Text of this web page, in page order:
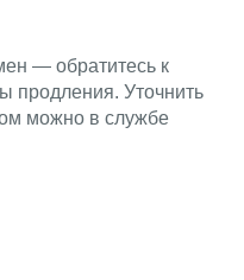
— обратитесь к
продления. Уточнить
можно в службе